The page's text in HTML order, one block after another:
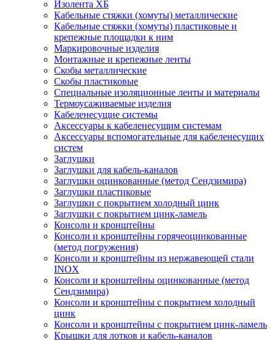
Изолента ХБ
Кабельные стяжки (хомуты) металлические
Кабельные стяжки (хомуты) пластиковые и
крепежные площадки к ним
Маркировочные изделия
Монтажные и крепежные ленты
Скобы металлические
Скобы пластиковые
Специальные изоляционные ленты и материалы
Термоусаживаемые изделия
Кабеленесущие системы
Аксессуары к кабеленесущим системам
Аксессуары вспомогательные для кабеленесущих
систем
Заглушки
Заглушки для кабель-каналов
Заглушки оцинкованные (метод Сендзимира)
Заглушки пластиковые
Заглушки с покрытием холодный цинк
Заглушки с покрытием цинк-ламель
Консоли и кронштейны
Консоли и кронштейны горячеоцинкованные
(метод погружения)
Консоли и кронштейны из нержавеющей стали
INOX
Консоли и кронштейны оцинкованные (метод
Сендзимира)
Консоли и кронштейны с покрытием холодный
цинк
Консоли и кронштейны с покрытием цинк-ламель
Крышки для лотков и кабель-каналов